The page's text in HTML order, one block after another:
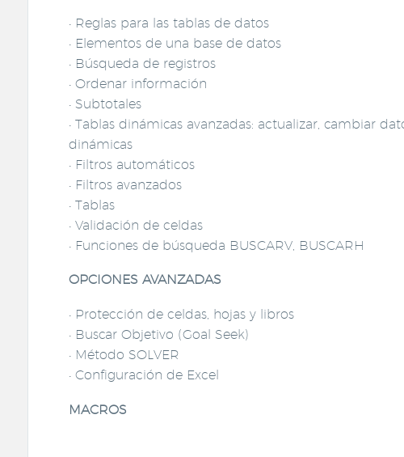
• Reglas para las tablas de datos
• Elementos de una base de datos
• Búsqueda de registros
• Ordenar información
• Subtotales
• Tablas dinámicas avanzadas: actualizar, cambiar
dinámicas
• Filtros automáticos
• Filtros avanzados
• Tablas
• Validación de celdas
• Funciones de búsqueda BUSCARV, BUSCARH
OPCIONES AVANZADAS
• Protección de celdas, hojas y libros
• Buscar Objetivo (Goal Seek)
• Método SOLVER
• Configuración de Excel
MACROS